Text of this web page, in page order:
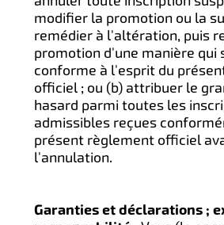
modifier la promotion ou la
remédier à l'altération, puis
promotion d'une manière qui
conforme à l'esprit du
officiel ; ou (b) attribuer le
hasard parmi toutes les
admissibles reçues
présent règlement officiel
l'annulation.
Garanties et déclarations ;